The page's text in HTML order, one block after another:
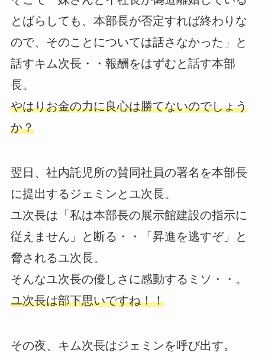
とばらしても、本部長が否定すれば終わりな
ので、そのことについては話さなかった」と
話すキム次長・・報酬をはずむと話す本部
長。
やはりお金の力に良心は勝てないのでしょう
か？
翌日、社内託児所の賛同社員の署名を本部長
に提出するジェミンとユ次長。
ユ次長は「私は本部長の展示館建設の指示に
従えません」と断る・・「昇進を逃すぞ」と
脅されるユ次長。
そんなユ次長の優しさに感動するミソ・・。
ユ次長は部下思いですね！！
その夜、キム次長はジェミンを呼び出す。